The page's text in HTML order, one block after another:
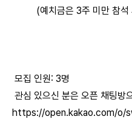
(예치금은 3주 미만 참석
모집 인원: 3명
관심 있으신 분은 오픈 채팅방
https://open.kakao.com/o/